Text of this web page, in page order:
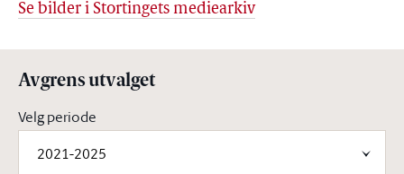
Se bilder i Stortingets mediearkiv
Avgrens utvalget
Velg periode
2021-2025